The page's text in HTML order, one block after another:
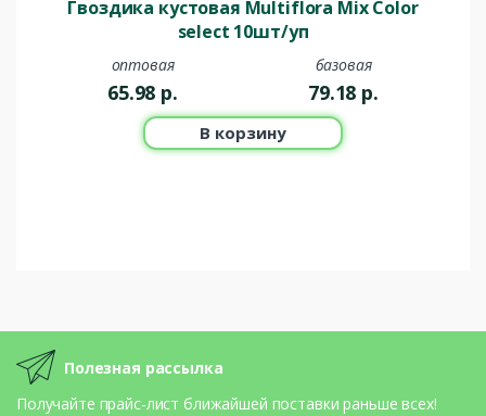
Гвоздика кустовая Multiflora Mix Color
select 10шт/уп
оптовая
65.98 р.
базовая
79.18 р.
В корзину
Полезная рассылка
Получайте прайс-лист ближайшей поставки раньше всех!